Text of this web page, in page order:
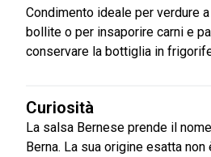
Condimento ideale per verdure
bollite o per insaporire carni e
conservare la bottiglia in
Curiosità
La salsa Bernese prende il
Berna. La sua origine esatta non